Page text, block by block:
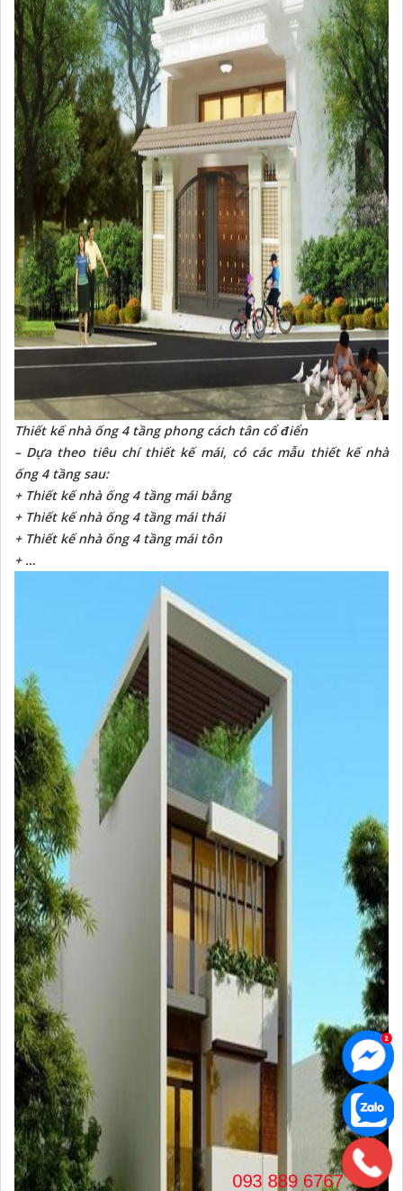
Thiết kế nhà ống 4 tầng phong cách tân cổ điển
– Dựa theo tiêu chí thiết kế mái, có các mẫu thiết kế nhà
ống 4 tầng sau:
+ Thiết kế nhà ống 4 tầng mái bằng
+ Thiết kế nhà ống 4 tầng mái thái
+ Thiết kế nhà ống 4 tầng mái tôn
+ …